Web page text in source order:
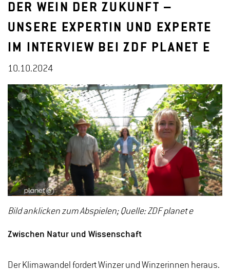
DER WEIN DER ZUKUNFT –
UNSERE EXPERTIN UND EXPERTE
IM INTERVIEW BEI ZDF PLANET E
10.10.2024
Bild anklicken zum Abspielen; Quelle: ZDF planet e
Zwischen Natur und Wissenschaft
Der Klimawandel fordert Winzer und Winzerinnen heraus.